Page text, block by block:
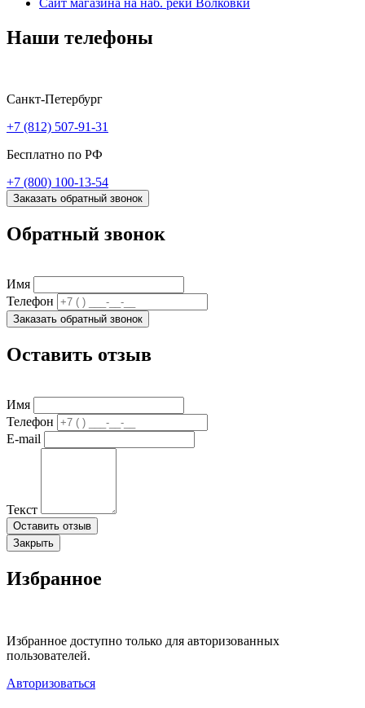
Наши телефоны
Санкт-Петербург
+7 (812) 507-91-31
Бесплатно по РФ
+7 (800) 100-13-54
Заказать обратный звонок
Обратный звонок
Имя
Телефон
Заказать обратный звонок
Оставить отзыв
Имя
Телефон
E-mail
Текст
Оставить отзыв
Закрыть
Избранное
Избранное доступно только для авторизованных
пользователей.
Авторизоваться